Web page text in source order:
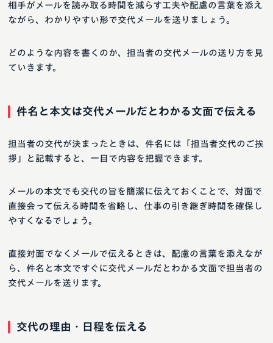
相手がメールを読み取る時間を減らす工夫や配慮の言葉を添え
ながら、わかりやすい形で交代メールを送りましょう。
どのような内容を書くのか、担当者の交代メールの送り方を見
ていきます。
件名と本文は交代メールだとわかる文面で伝える
担当者の交代が決まったときは、件名には「担当者交代のご挨
拶」と記載すると、一目で内容を把握できます。
メールの本文でも交代の旨を簡潔に伝えておくことで、対面で
直接会って伝える時間を省略し、仕事の引き継ぎ時間を確保し
やすくなるでしょう。
直接対面でなくメールで伝えるときは、配慮の言葉を添えなが
ら、件名と本文ですぐに交代メールだとわかる文面で担当者の
交代メールを送ります。
交代の理由・日程を伝える